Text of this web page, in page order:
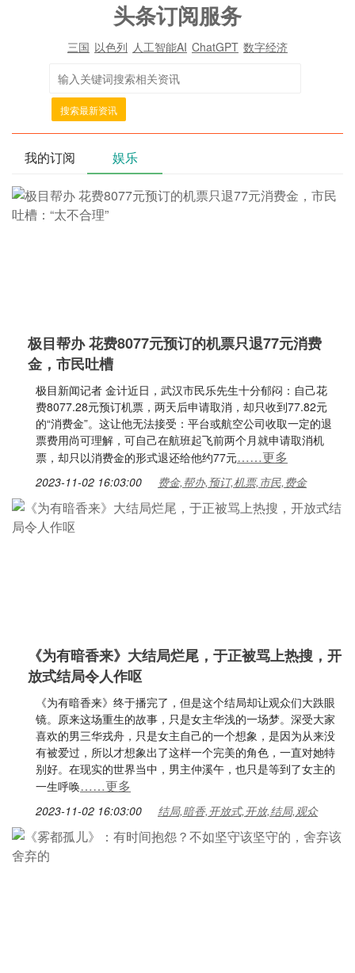
头条订阅服务
三国 以色列 人工智能AI ChatGPT 数字经济
搜索最新资讯
我的订阅 娱乐
极目帮办 花费8077元预订的机票只退77元消费
金，市民吐槽
极目新闻记者 金计近日，武汉市民乐先生十分郁闷：自己花
费8077.28元预订机票，两天后申请取消，却只收到77.82元
的“消费金”。这让他无法接受：平台或航空公司收取一定的退
票费用尚可理解，可自己在航班起飞前两个月就申请取消机
票，却只以消费金的形式退还给他约77元……更多
2023-11-02 16:03:00 费金,帮办,预订,机票,市民,费金
《为有暗香来》大结局烂尾，于正被骂上热搜，开
放式结局令人作呕
《为有暗香来》终于播完了，但是这个结局却让观众们大跌眼
镜。原来这场重生的故事，只是女主华浅的一场梦。深受大家
喜欢的男三华戎舟，只是女主自己的一个想象，是因为从来没
有被爱过，所以才想象出了这样一个完美的角色，一直对她特
别好。在现实的世界当中，男主仲溪午，也只是等到了女主的
一生呼唤……更多
2023-11-02 16:03:00 结局,暗香,开放式,开放,结局,观众